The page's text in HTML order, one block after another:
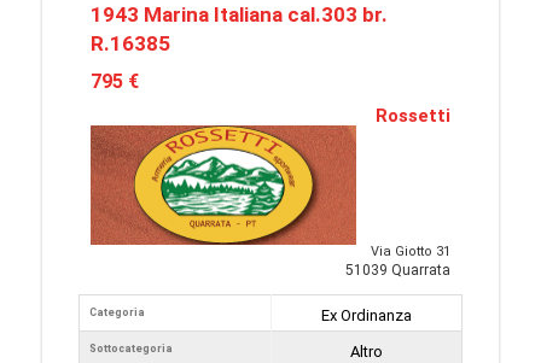
1943 Marina Italiana cal.303 br.
R.16385
795 €
Rossetti
Via Giotto 31
51039 Quarrata
Categoria
Sottocategoria
Ex Ordinanza
Altro